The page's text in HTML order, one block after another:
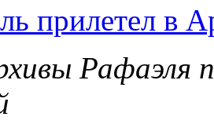
прилетел в
Рафаэля